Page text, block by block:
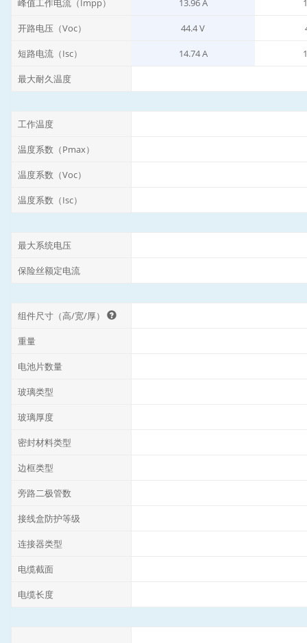
峰值工作电流（Impp） 13.96 A
开路电压（Voc） 44.4 V
短路电流（Isc） 14.74 A
最大耐久温度
工作温度
温度系数（Pmax）
温度系数（Voc）
温度系数（Isc）
最大系统电压
保险丝额定电流
组件尺寸（高/宽/厚）
重量
电池片数量
玻璃类型
玻璃厚度
密封材料类型
边框类型
旁路二极管数
接线盒防护等级
连接器类型
电缆截面
电缆长度